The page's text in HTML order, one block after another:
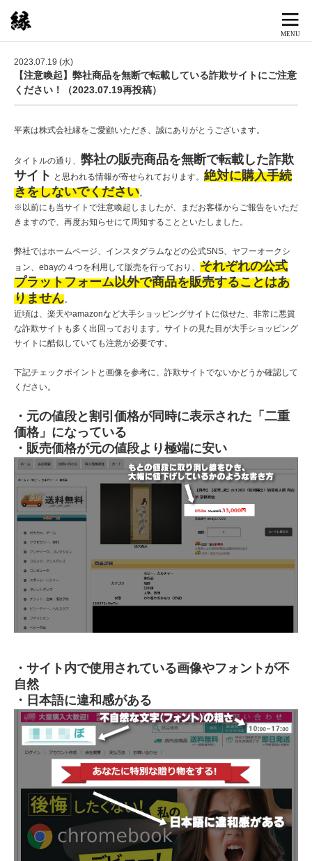
2023.07.19 (水)
【注意喚起】弊社商品を無断で転載している詐欺サイトにご注意
ください！（2023.07.19再投稿）
平素は株式会社縁をご愛顧いただき、誠にありがとうございます。
タイトルの通り、 弊社の販売商品を無断で転載した詐欺
サイト と思われる情報が寄せられております。 絶対に購入手続
きをしないでください。
※以前にも当サイトで注意喚起しましたが、まだお客様からご報告をいただ
きますので、再度お知らせにて周知することといたしました。
弊社ではホームページ、インスタグラムなどの公式SNS、ヤフーオークシ
ョン、ebayの４つを利用して販売を行っており、 それぞれの公式
プラットフォーム以外で商品を販売することはあ
りません。
近頃は、楽天やamazonなど大手ショッピングサイトに似せた、非常に悪質
な詐欺サイトも多く出回っております。サイトの見た目が大手ショッピング
サイトに酷似していても注意が必要です。
下記チェックポイントと画像を参考に、詐欺サイトでないかどうか確認して
ください。
・元の値段と割引価格が同時に表示された「二重
価格」になっている
・販売価格が元の値段より極端に安い
・サイト内で使用されている画像やフォントが不
自然
・日本語に違和感がある